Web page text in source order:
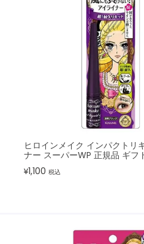
ヒロインメイク インパクトリ
ナー スーパーWP 正規品 ギフ
¥1,100 税込